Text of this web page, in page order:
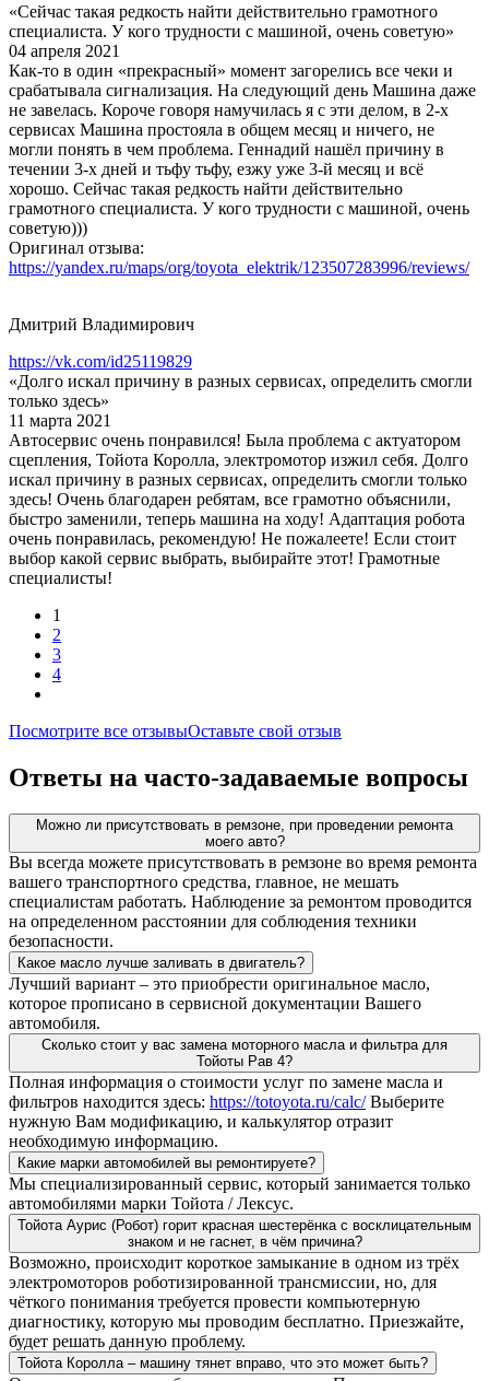
«Сейчас такая редкость найти действительно грамотного
специалиста. У кого трудности с машиной, очень советую»
04 апреля 2021
Как-то в один «прекрасный» момент загорелись все чеки и
срабатывала сигнализация. На следующий день Машина даже
не завелась. Короче говоря намучилась я с эти делом, в 2-х
сервисах Машина простояла в общем месяц и ничего, не
могли понять в чем проблема. Геннадий нашёл причину в
течении 3-х дней и тьфу тьфу, езжу уже 3-й месяц и всё
хорошо. Сейчас такая редкость найти действительно
грамотного специалиста. У кого трудности с машиной, очень
советую)))
Оригинал отзыва:
https://yandex.ru/maps/org/toyota_elektrik/123507283996/reviews/
Дмитрий Владимирович
https://vk.com/id25119829
«Долго искал причину в разных сервисах, определить смогли
только здесь»
11 марта 2021
Автосервис очень понравился! Была проблема с актуатором
сцепления, Тойота Королла, электромотор изжил себя. Долго
искал причину в разных сервисах, определить смогли только
здесь! Очень благодарен ребятам, все грамотно объяснили,
быстро заменили, теперь машина на ходу! Адаптация робота
очень понравилась, рекомендую! Не пожалеете! Если стоит
выбор какой сервис выбрать, выбирайте этот! Грамотные
специалисты!
1
2
3
4
Посмотрите все отзывыОставьте свой отзыв
Ответы на часто-задаваемые вопросы
Можно ли присутствовать в ремзоне, при проведении ремонта
моего авто?
Вы всегда можете присутствовать в ремзоне во время ремонта
вашего транспортного средства, главное, не мешать
специалистам работать. Наблюдение за ремонтом проводится
на определенном расстоянии для соблюдения техники
безопасности.
Какое масло лучше заливать в двигатель?
Лучший вариант – это приобрести оригинальное масло,
которое прописано в сервисной документации Вашего
автомобиля.
Сколько стоит у вас замена моторного масла и фильтра для
Тойоты Рав 4?
Полная информация о стоимости услуг по замене масла и
фильтров находится здесь: https://totoyota.ru/calc/Выберите
нужную Вам модификацию, и калькулятор отразит
необходимую информацию.
Какие марки автомобилей вы ремонтируете?
Мы специализированный сервис, который занимается только
автомобилями марки Тойота / Лексус.
Тойота Аурис (Робот) горит красная шестерёнка с восклицательным
знаком и не гаснет, в чём причина?
Возможно, происходит короткое замыкание в одном из трёх
электромоторов роботизированной трансмиссии, но, для
чёткого понимания требуется провести компьютерную
диагностику, которую мы проводим бесплатно. Приезжайте,
будет решать данную проблему.
Тойота Королла – машину тянет вправо, что это может быть?